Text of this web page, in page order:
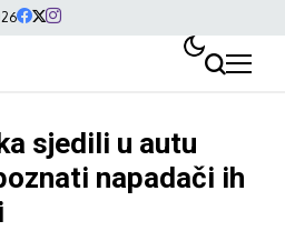
sjedili u autu
napadači ih